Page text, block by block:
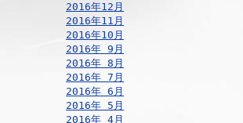
2016年12月
2016年11月
2016年10月
2016年 9月
2016年 8月
2016年 7月
2016年 6月
2016年 5月
2016年 4月